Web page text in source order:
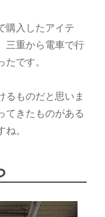
購入したアイテ
三重から電車で行
です。
るものだと思いま
てきたものがある
。